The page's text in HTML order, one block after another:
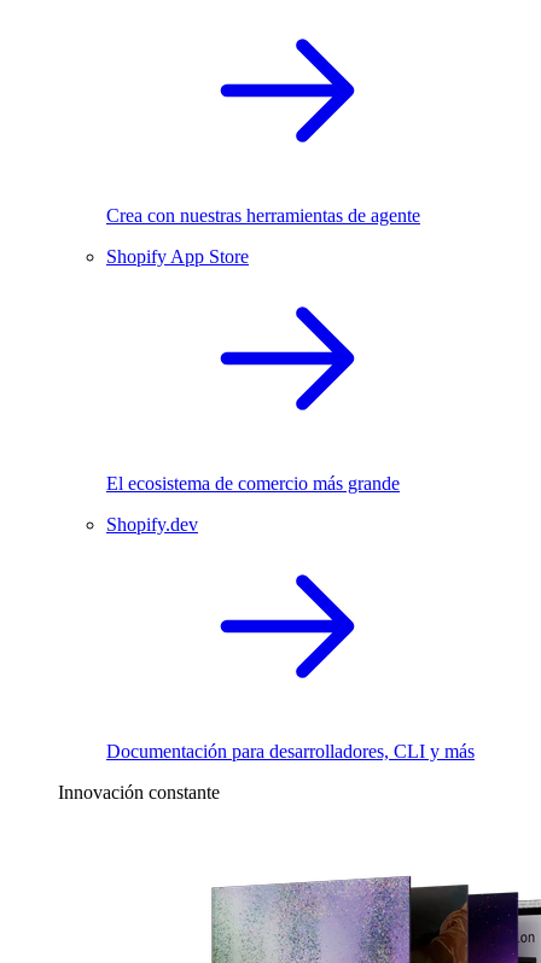
Crea con nuestras herramientas de agente
Shopify App Store
El ecosistema de comercio más grande
Shopify.dev
Documentación para desarrolladores, CLI y más
Innovación constante